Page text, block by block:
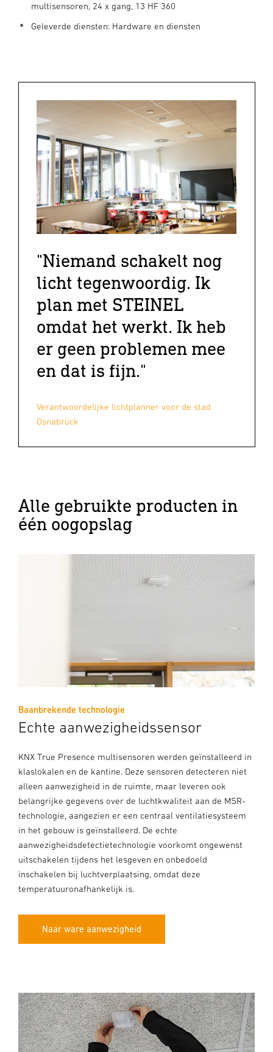
multisensoren, 24 x gang, 13 HF 360
Geleverde diensten: Hardware en diensten
"Niemand schakelt nog
licht tegenwoordig. Ik
plan met STEINEL
omdat het werkt. Ik heb
er geen problemen mee
en dat is fijn."
Verantwoordelijke lichtplanner voor de stad
Osnabrück
Alle gebruikte producten in
één oogopslag
Baanbrekende technologie
Echte aanwezigheidssensor
KNX True Presence multisensoren werden geïnstalleerd in
klaslokalen en de kantine. Deze sensoren detecteren niet
alleen aanwezigheid in de ruimte, maar leveren ook
belangrijke gegevens over de luchtkwaliteit aan de MSR-
technologie, aangezien er een centraal ventilatiesysteem
in het gebouw is geïnstalleerd. De echte
aanwezigheidsdetectietechnologie voorkomt ongewenst
uitschakelen tijdens het lesgeven en onbedoeld
inschakelen bij luchtverplaatsing, omdat deze
temperatuuronafhankelijk is.
Naar ware aanwezigheid